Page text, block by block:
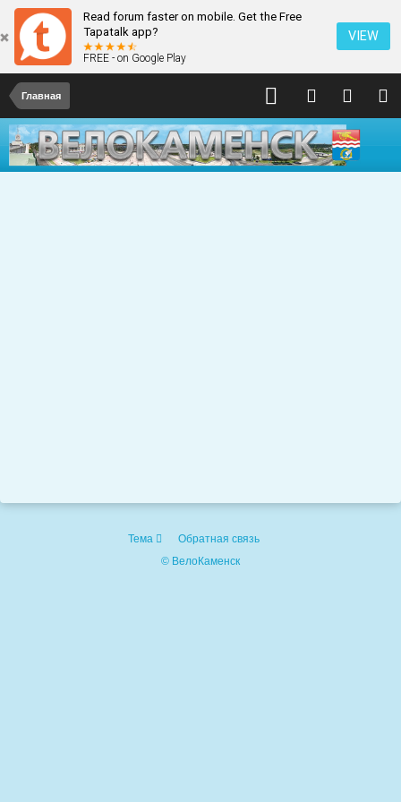
Read forum faster on mobile. Get the Free
Tapatalk app?
FREE - on Google Play
VIEW
Главная
Тема
Обратная связь
© ВелоКаменск